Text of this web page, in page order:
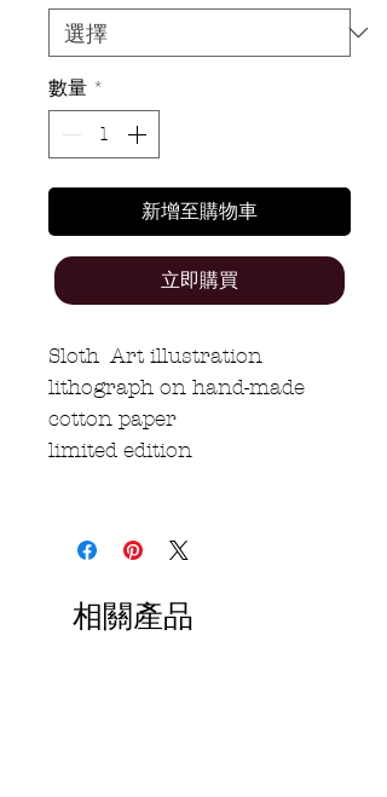
數量 *
新增至購物車
立即購買
Sloth Art illustration
lithograph on hand-made
cotton paper
limited edition
相關產品